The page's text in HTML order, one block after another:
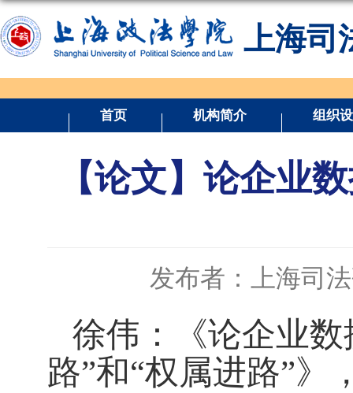
上海司
首页 机构简介 组织
【论文】论企业
发布者：上海司
徐伟：《论企业
路”和“权属进路”》